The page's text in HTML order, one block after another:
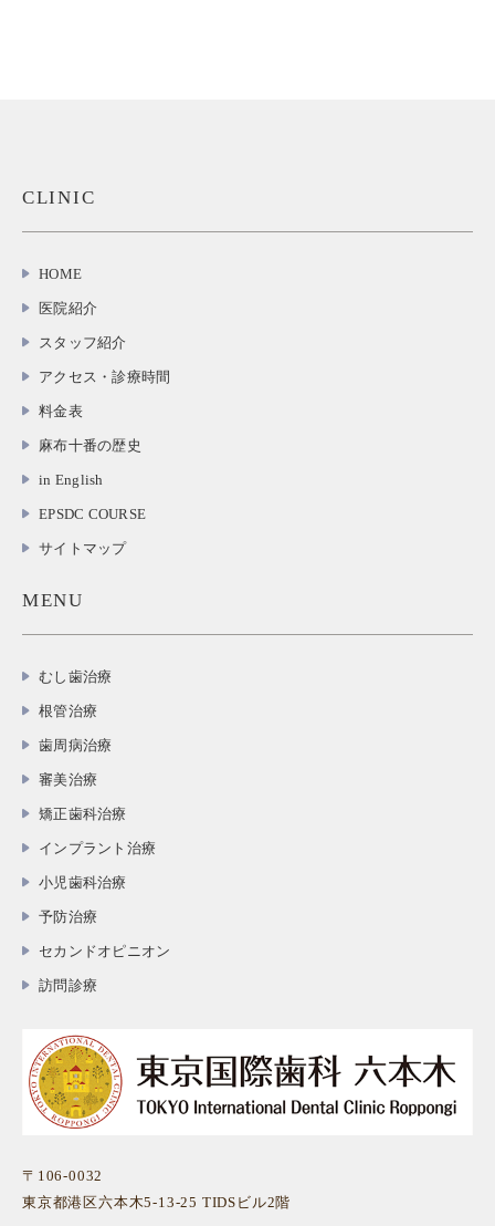
CLINIC
HOME
医院紹介
スタッフ紹介
アクセス・診療時間
料金表
麻布十番の歴史
in English
EPSDC COURSE
サイトマップ
MENU
むし歯治療
根管治療
歯周病治療
審美治療
矯正歯科治療
インプラント治療
小児歯科治療
予防治療
セカンドオピニオン
訪問診療
〒106-0032
東京都港区六本木5-13-25 TIDSビル2階